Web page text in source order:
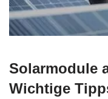
Solarmodule
Wichtige